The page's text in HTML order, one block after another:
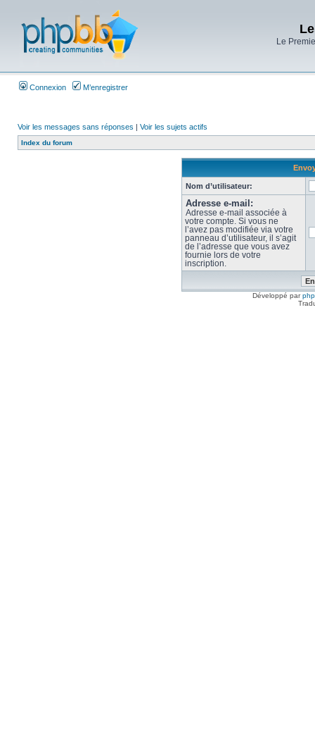
Le
Connexion M’enregistrer
Voir les messages sans réponses | Voir les sujets actifs
Index du forum
Nom d’utilisateur:
Adresse e-mail:
Adresse e-mail associée à
votre compte. Si vous ne
l’avez pas modifiée via votre
panneau d’utilisateur, il s’agit
de l’adresse que vous avez
fournie lors de votre
inscription.
Développé par